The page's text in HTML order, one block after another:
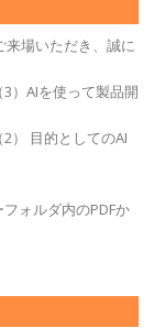
来場いただき、誠に
）AIを使って製品開
） 目的としてのAI
ォルダ内のPDFか